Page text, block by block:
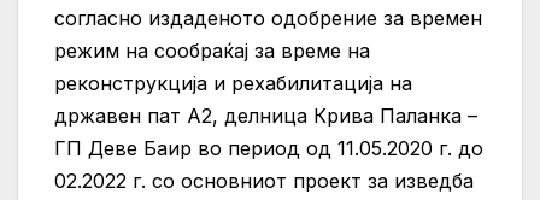
согласно издаденото одобрение за времен
режим на сообраќај за време на
реконструкција и рехабилитација на
државен пат А2, делница Крива Паланка –
ГП Деве Баир во период од 11.05.2020 г. до
02.2022 г. со основниот проект за изведба